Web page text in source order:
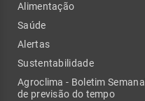
Alimentação
Saúde
Alertas
Sustentabilidade
Agroclima - Boletim Semanal
de previsão do tempo